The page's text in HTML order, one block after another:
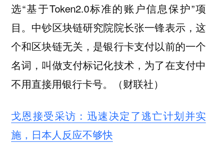
选“基于Token2.0标准的账户信息保护”项
目。中钞区块链研究院院长张一锋表示，这
个和区块链无关，是银行卡支付以前的一个
名词，叫做支付标记化技术，为了在支付中
不用直接用银行卡号。（财联社）
戈恩接受采访：迅速决定了逃亡计划并实
施，日本人反应不够快